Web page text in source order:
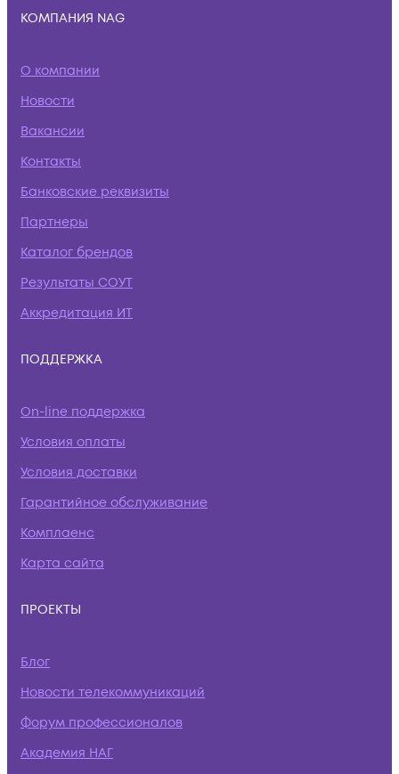
КОМПАНИЯ NAG
О компании
Новости
Вакансии
Контакты
Банковские реквизиты
Партнеры
Каталог брендов
Результаты СОУТ
Аккредитация ИТ
ПОДДЕРЖКА
On-line поддержка
Условия оплаты
Условия доставки
Гарантийное обслуживание
Комплаенс
Карта сайта
ПРОЕКТЫ
Блог
Новости телекоммуникаций
Форум профессионалов
Академия НАГ